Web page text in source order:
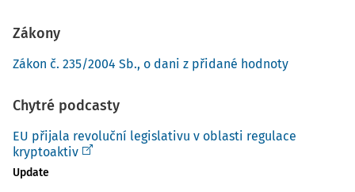
Zákony
Zákon č. 235/2004 Sb., o dani z přidané hodnoty
Chytré podcasty
EU přijala revoluční legislativu v oblasti regulace
kryptoaktiv
Update